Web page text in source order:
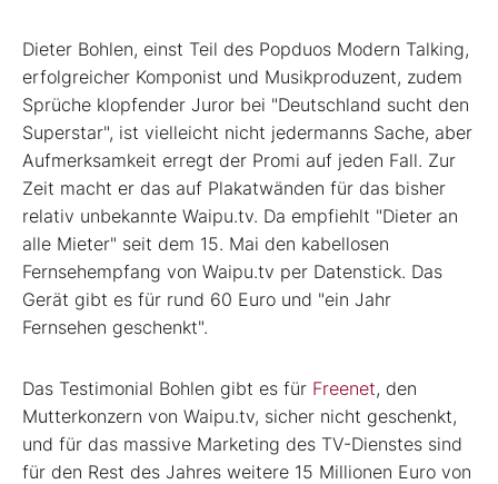
Dieter Bohlen, einst Teil des Popduos Modern Talking,
erfolgreicher Komponist und Musikproduzent, zudem
Sprüche klopfender Juror bei "Deutschland sucht den
Superstar", ist vielleicht nicht jedermanns Sache, aber
Aufmerksamkeit erregt der Promi auf jeden Fall. Zur
Zeit macht er das auf Plakatwänden für das bisher
relativ unbekannte Waipu.tv. Da empfiehlt "Dieter an
alle Mieter" seit dem 15. Mai den kabellosen
Fernsehempfang von Waipu.tv per Datenstick. Das
Gerät gibt es für rund 60 Euro und "ein Jahr
Fernsehen geschenkt".
Das Testimonial Bohlen gibt es für Freenet, den
Mutterkonzern von Waipu.tv, sicher nicht geschenkt,
und für das massive Marketing des TV-Dienstes sind
für den Rest des Jahres weitere 15 Millionen Euro von